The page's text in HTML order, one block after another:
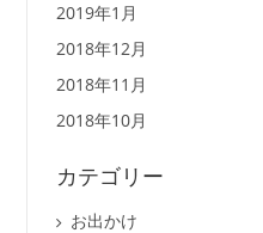
2019年1月
2018年12月
2018年11月
2018年10月
カテゴリー
お出かけ